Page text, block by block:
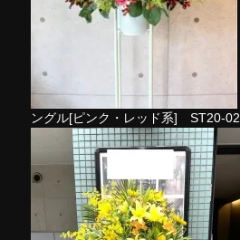
ングル[ピンク・レッド系] ST20-02